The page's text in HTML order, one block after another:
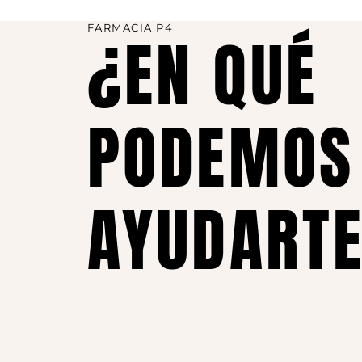
FARMACIA P4
¿EN QUÉ
PODEMOS